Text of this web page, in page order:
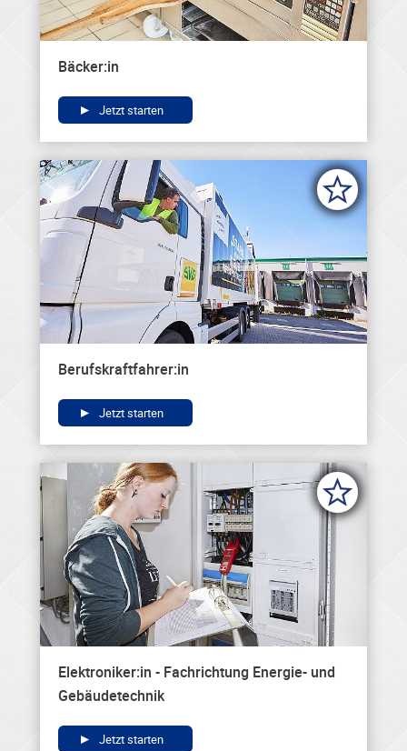
Bäcker:in
Jetzt starten
Berufskraftfahrer:in
Jetzt starten
Elektroniker:in - Fachrichtung Energie- und
Gebäudetechnik
Jetzt starten